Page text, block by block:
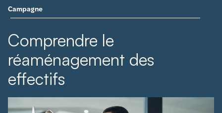
Campagne
Comprendre le
réaménagement des
effectifs